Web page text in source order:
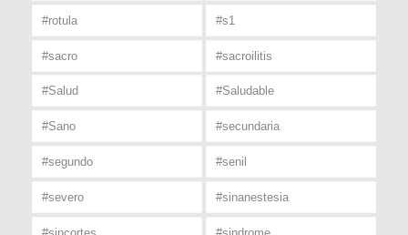
#rotula #s1
#sacro #sacroilitis
#Salud #Saludable
#Sano #secundaria
#segundo #senil
#severo #sinanestesia